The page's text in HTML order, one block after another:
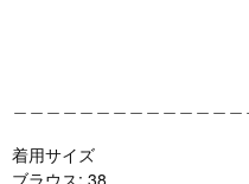
着用サイズ
ブラウス: 38